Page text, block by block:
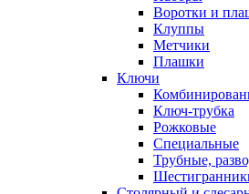
Воротки и
Клуппы
Метчики
Плашки
Ключи
Ключ-трубка
Рожковые
Специальные
Трубные,